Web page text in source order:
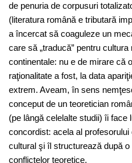
de penuria de corpusuri
(literatura română e tributară
a încercat să coaguleze un
care să „traducă” pentru
continentale: nu e de mirare că
raţionalitate a fost, la data
extrem. Aveam, în sens
conceput de un teoretician
(pe lângă celelalte studii) îi face
concordist: acela al
cultural şi îl structurează după
conflictelor teoretice.